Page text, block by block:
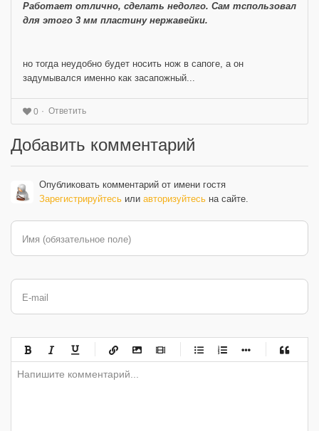
Работает отлично, сделать недолго. Сам тспользовал
для этого 3 мм пластину нержавейки.
но тогда неудобно будет носить нож в сапоге, а он
задумывался именно как засапожный...
0 Ответить
Добавить комментарий
Опубликовать комментарий от имени гостя
Зарегистрируйтесь или авторизуйтесь на сайте.
Имя (обязательное поле)
E-mail
-
-
-